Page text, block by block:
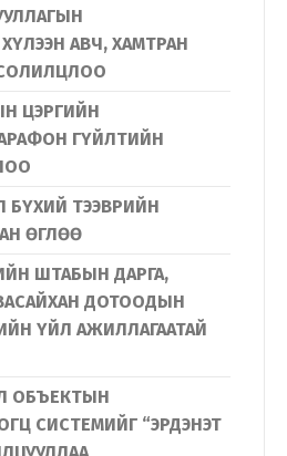
АВЧ, ХАМТРАН
ЦЭРГИЙН
ГҮЙЛТИЙН
БҮХИЙ ТЭЭВРИЙН
ӨГЛӨӨ
ШТАБЫН ДАРГА,
ДОТООДЫН
ҮЙЛ АЖИЛЛАГААТАЙ
ОБЪЕКТЫН
СИСТЕМИЙГ “ЭРДЭНЭТ